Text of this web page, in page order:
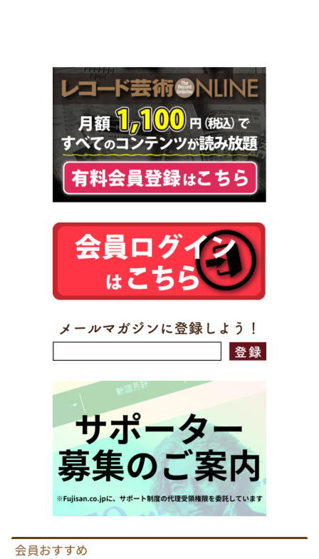
会員おすすめ